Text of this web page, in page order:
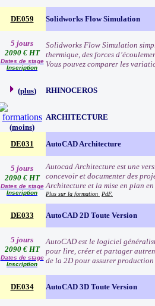
DE059 Solidworks Flow Simulation
5 jours
2090 € HT
Dates de stage
Inscription
Solidworks Flow Simulation
thermique, des forces
Vous pouvez comparer les
(plus) RHINOCEROS
(moins)
ARCHITECTURE
DE031 AutoCAD Architecture
5 jours
2090 € HT
Dates de stage
Inscription
Autocad Architecture est une
concevoir et documenter des
Architecture et la mise en plan
Plus sur la formation PdF.
DE033 AutoCAD 2D Toute Version
5 jours
2090 € HT
Dates de stage
Inscription
AutoCAD est le logiciel
pour lire, créer et partager
de la 2D pour assurer
DE034 AutoCAD 3D Toute Version